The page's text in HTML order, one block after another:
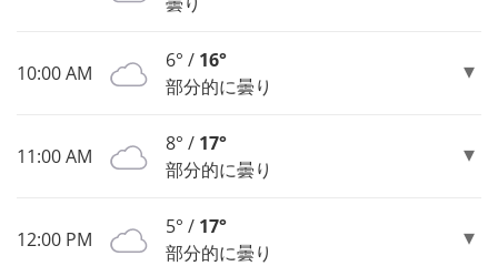
10:00 AM
6° / 16°
部分的に曇り
11:00 AM
8° / 17°
部分的に曇り
12:00 PM
5° / 17°
部分的に曇り